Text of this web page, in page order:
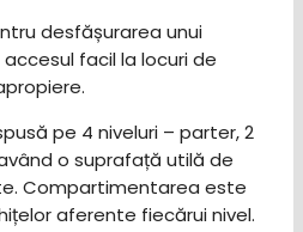
desfășurarea unui
facil la locuri de
pe 4 niveluri – parter, 2
o suprafață utilă de
Compartimentarea este
aferente fiecărui nivel.